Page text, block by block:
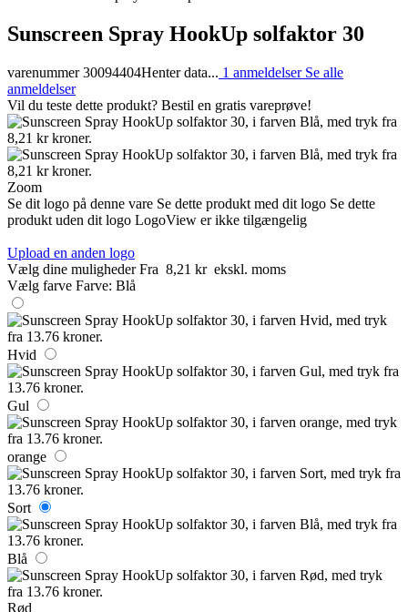
Sunscreen Spray HookUp solfaktor 30
varenummer 30094404Henter data... 1 anmeldelser Se alle
anmeldelser
Vil du teste dette produkt? Bestil en gratis vareprøve!
Zoom
Se dit logo på denne vare Se dette produkt med dit logo Se dette
produkt uden dit logo LogoView er ikke tilgængelig
Upload en anden logo
Vælg dine muligheder Fra 8,21 kr ekskl. moms
Vælg farve Farve: Blå
Hvid
Gul
orange
Sort
Blå
Rød